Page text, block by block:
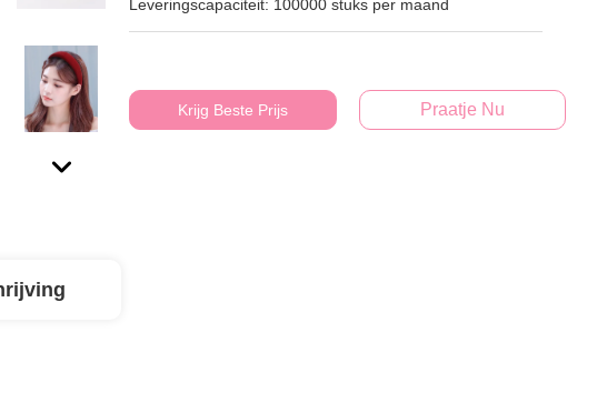
Leveringscapaciteit: 100000 stuks per maand
Krijg Beste Prijs Praatje Nu